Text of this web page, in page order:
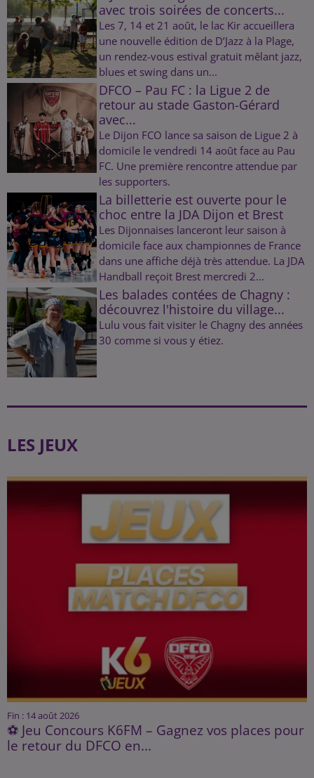
avec trois soirées de concerts...
Les 7, 14 et 21 août, le lac Kir accueillera
une nouvelle édition de D’Jazz à la Plage,
un rendez-vous estival gratuit mêlant jazz,
blues et swing dans un...
DFCO – Pau FC : la Ligue 2 de
retour au stade Gaston-Gérard
avec...
Le Dijon FCO lance sa saison de Ligue 2 à
domicile le vendredi 14 août face au Pau
FC. Une première rencontre attendue par
les supporters.
La billetterie est ouverte pour le
choc entre la JDA Dijon et Brest
Les Dijonnaises lanceront leur saison à
domicile face aux championnes de France
dans une affiche déjà très attendue. La JDA
Handball reçoit Brest mercredi 2...
Les balades contées de Chagny :
découvrez l'histoire du village...
Lulu vous fait visiter le Chagny des années
30 comme si vous y étiez.
LES JEUX
Fin : 14 août 2026
⚽ Jeu Concours K6FM – Gagnez vos places pour
le retour du DFCO en...